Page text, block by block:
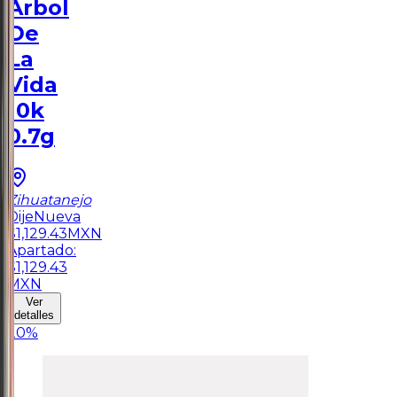
Arbol
De
La
Vida
10k
0.7g
Zihuatanejo
Dije Nueva
$1,129.43 MXN
Apartado:
$1,129.43
MXN
Ver
detalles
20%